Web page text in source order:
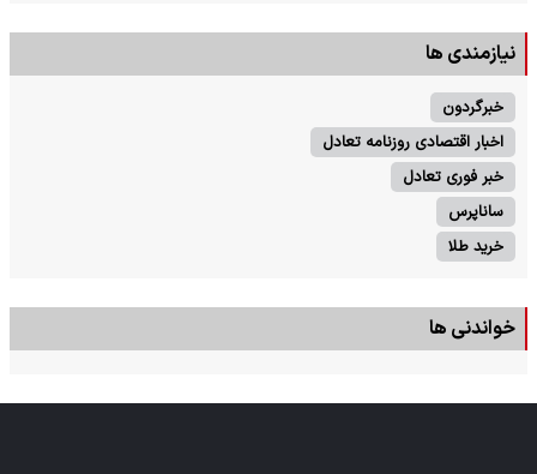
نیازمندی ها
خبرگردون
اخبار اقتصادی روزنامه تعادل
خبر فوری تعادل
ساناپرس
خرید طلا
خواندنی ها